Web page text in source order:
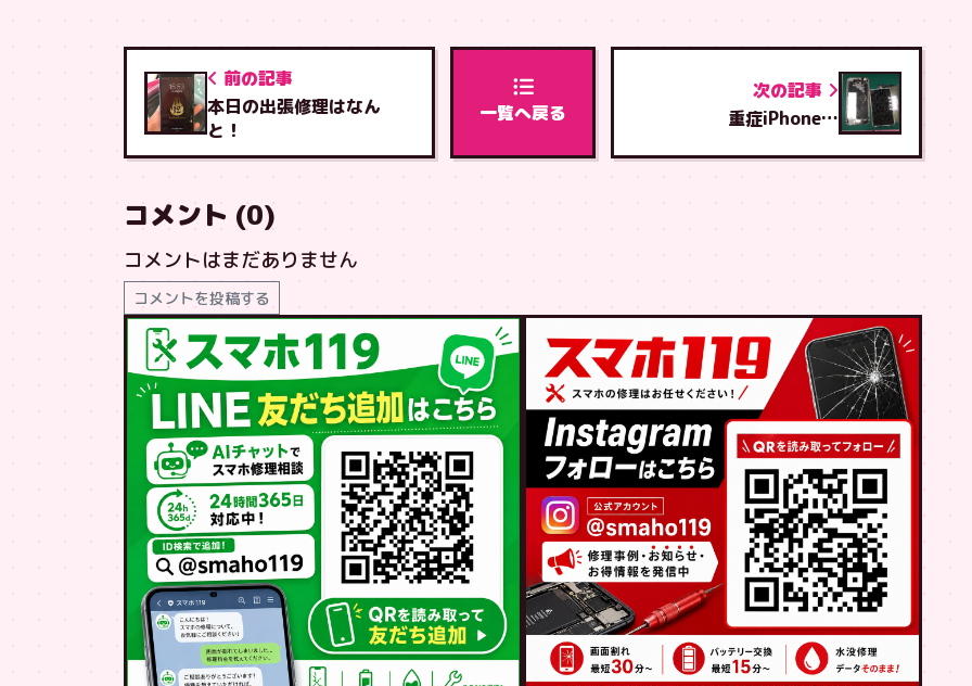
前の記事
本日の出張修理はなん
と！
一覧へ戻る
次の記事
重症iPhone…
コメント (0)
コメントはまだありません
コメントを投稿する